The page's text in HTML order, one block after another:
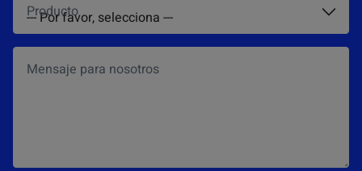
Producto*
Mensaje para nosotros